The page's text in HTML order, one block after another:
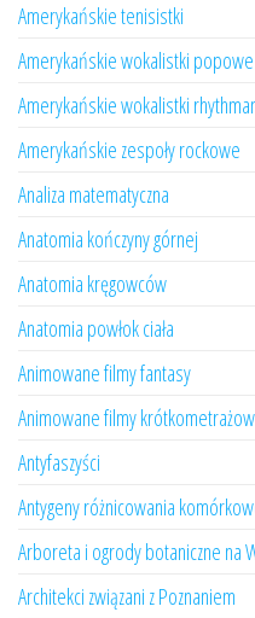
Amerykańskie tenisistki
Amerykańskie wokalistki popowe
Amerykańskie wokalistki
Amerykańskie zespoły rockowe
Analiza matematyczna
Anatomia kończyny górnej
Anatomia kręgowców
Anatomia powłok ciała
Animowane filmy fantasy
Animowane filmy
Antyfaszyści
Antygeny różnicowania
Arboreta i ogrody botaniczne na
Architekci związani z Poznaniem